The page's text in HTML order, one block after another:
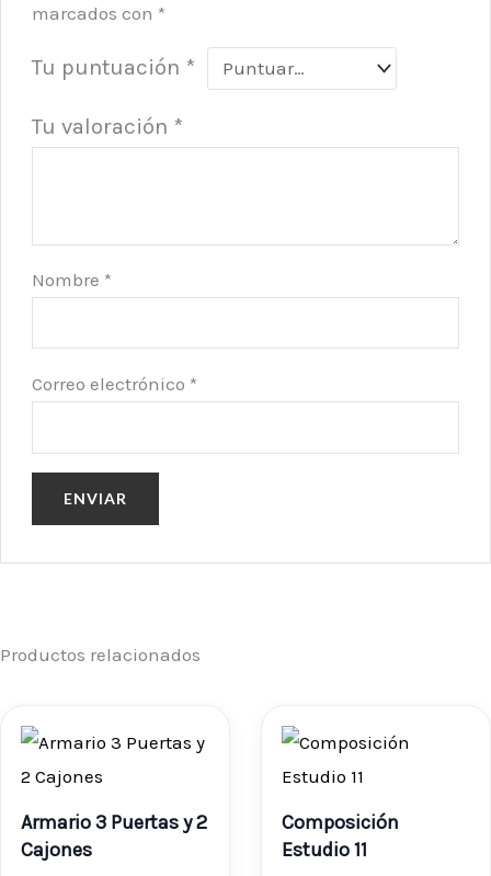
marcados con *
Tu puntuación *
Tu valoración *
Nombre *
Correo electrónico *
Productos relacionados
Armario 3 Puertas y 2
Cajones
precios:
Composición
Estudio 11